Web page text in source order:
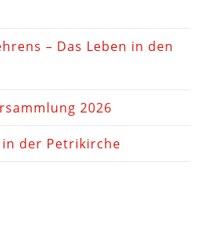
– Das Leben in den
2026
der Petrikirche